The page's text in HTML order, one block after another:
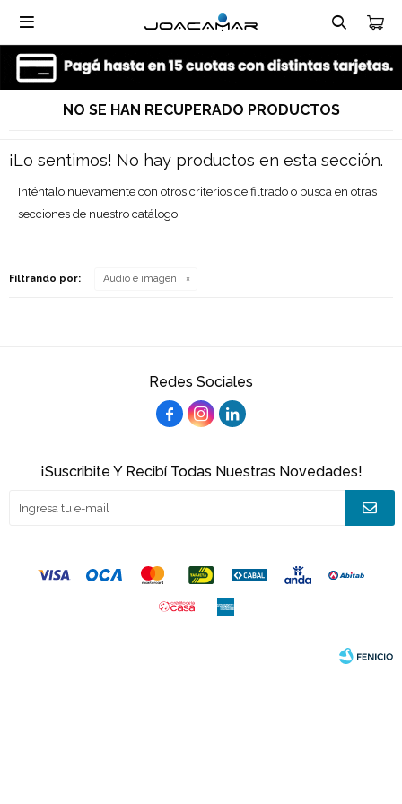

NO SE HAN RECUPERADO PRODUCTOS
¡Lo sentimos! No hay productos en esta sección.
Inténtalo nuevamente con otros criterios de filtrado o busca en otras
secciones de nuestro catálogo.
Filtrando por: Audio e imagen
Redes Sociales
  
¡Suscribite Y Recibí Todas Nuestras Novedades!